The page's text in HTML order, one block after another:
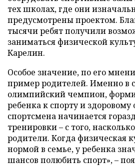
тех школах, где они
предусмотрены проектом.
тысячи ребят получили
заниматься физической
Карелин.
Особое значение, по его
пример родителей. Именно в
олимпийский чемпион,
ребенка к спорту и здоровому
спортсмена начинается
тренировки – с того,
родители. Когда физическая
нормой в семье, у ребенка
шансов полюбить спорт», –